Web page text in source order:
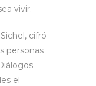
vivir.
cifró
personas
el